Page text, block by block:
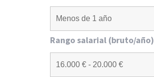
Rango salarial (bruto/año)